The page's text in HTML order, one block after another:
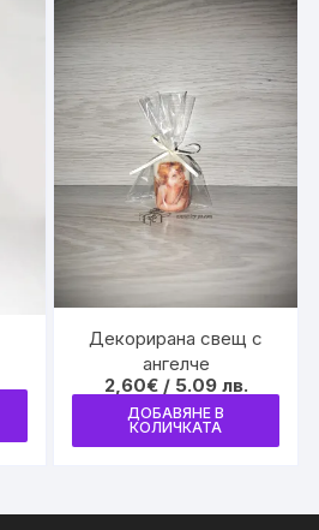
Декорирана свещ с
ангелче
2,60€ / 5.09 лв.
ДОБАВЯНЕ В
КОЛИЧКАТА